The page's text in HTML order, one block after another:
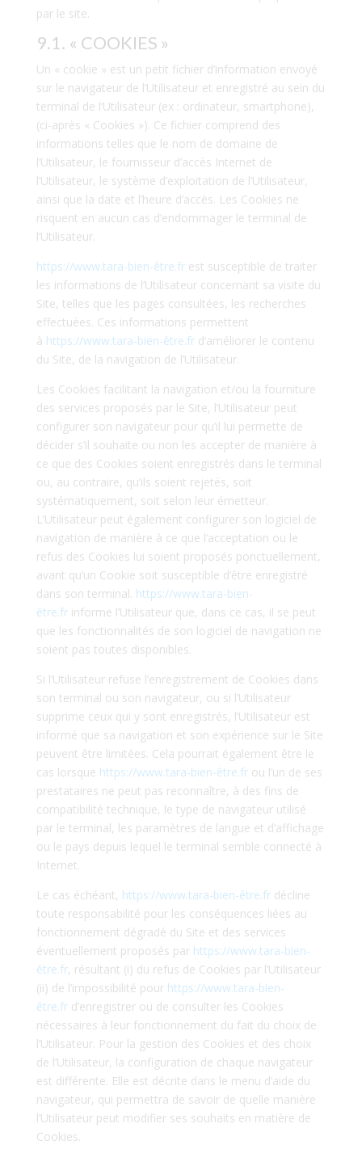
par le site.
9.1. « COOKIES »
Un « cookie » est un petit fichier d’information envoyé
sur le navigateur de l’Utilisateur et enregistré au sein du
terminal de l’Utilisateur (ex : ordinateur, smartphone),
(ci-après « Cookies »). Ce fichier comprend des
informations telles que le nom de domaine de
l’Utilisateur, le fournisseur d’accès Internet de
l’Utilisateur, le système d’exploitation de l’Utilisateur,
ainsi que la date et l’heure d’accès. Les Cookies ne
risquent en aucun cas d’endommager le terminal de
l’Utilisateur.
https://www.tara-bien-être.frest susceptible de traiter
les informations de l’Utilisateur concernant sa visite du
Site, telles que les pages consultées, les recherches
effectuées. Ces informations permettent
à https://www.tara-bien-être.frd’améliorer le contenu
du Site, de la navigation de l’Utilisateur.
Les Cookies facilitant la navigation et/ou la fourniture
des services proposés par le Site, l’Utilisateur peut
configurer son navigateur pour qu’il lui permette de
décider s’il souhaite ou non les accepter de manière à
ce que des Cookies soient enregistrés dans le terminal
ou, au contraire, qu’ils soient rejetés, soit
systématiquement, soit selon leur émetteur.
L’Utilisateur peut également configurer son logiciel de
navigation de manière à ce que l’acceptation ou le
refus des Cookies lui soient proposés ponctuellement,
avant qu’un Cookie soit susceptible d’être enregistré
dans son terminal. https://www.tara-bien-
être.frinforme l’Utilisateur que, dans ce cas, il se peut
que les fonctionnalités de son logiciel de navigation ne
soient pas toutes disponibles.
Si l’Utilisateur refuse l’enregistrement de Cookies dans
son terminal ou son navigateur, ou si l’Utilisateur
supprime ceux qui y sont enregistrés, l’Utilisateur est
informé que sa navigation et son expérience sur le Site
peuvent être limitées. Cela pourrait également être le
cas lorsque https://www.tara-bien-être.frou l’un de ses
prestataires ne peut pas reconnaître, à des fins de
compatibilité technique, le type de navigateur utilisé
par le terminal, les paramètres de langue et d’affichage
ou le pays depuis lequel le terminal semble connecté à
Internet.
Le cas échéant, https://www.tara-bien-être.frdécline
toute responsabilité pour les conséquences liées au
fonctionnement dégradé du Site et des services
éventuellement proposés par https://www.tara-bien-
être.fr, résultant (i) du refus de Cookies par l’Utilisateur
(ii) de l’impossibilité pour https://www.tara-bien-
être.frd’enregistrer ou de consulter les Cookies
nécessaires à leur fonctionnement du fait du choix de
l’Utilisateur. Pour la gestion des Cookies et des choix
de l’Utilisateur, la configuration de chaque navigateur
est différente. Elle est décrite dans le menu d’aide du
navigateur, qui permettra de savoir de quelle manière
l’Utilisateur peut modifier ses souhaits en matière de
Cookies.